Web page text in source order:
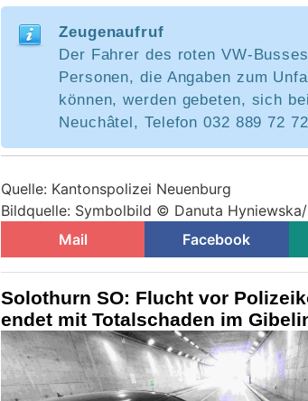
Zeugenaufruf
Der Fahrer des roten VW-
Personen, die Angaben zum
können, werden gebeten, sich
Neuchâtel, Telefon 032 889 72
Quelle: Kantonspolizei Neuenburg
Bildquelle: Symbolbild © Danuta
Mail
Facebook
Solothurn SO: Flucht vor
endet mit Totalschaden im